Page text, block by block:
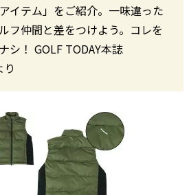
イテム」をご紹介。一味違った
フ仲間と差をつけよう。コレを
シ！ GOLF TODAY本誌